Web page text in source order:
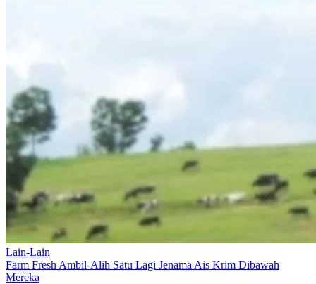
Lain-Lain
Farm Fresh Ambil-Alih Satu Lagi Jenama Ais Krim Dibawah
Mereka